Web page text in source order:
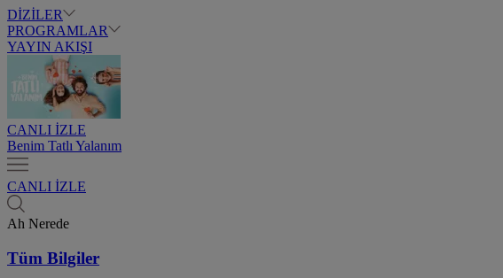
DİZİLER
PROGRAMLAR
YAYIN AKIŞI
CANLI İZLE
Benim Tatlı Yalanım
CANLI İZLE
Ah Nerede
Tüm Bilgiler